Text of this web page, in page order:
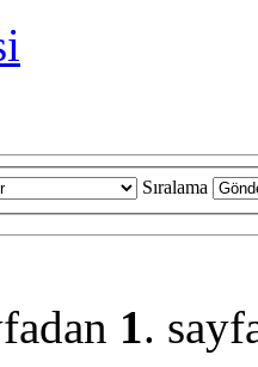
Sıralama
1.